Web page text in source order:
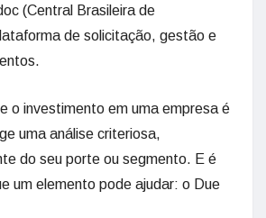
(Central Brasileira de
de solicitação, gestão e
o investimento em uma empresa é
uma análise criteriosa,
do seu porte ou segmento. E é
um elemento pode ajudar: o Due